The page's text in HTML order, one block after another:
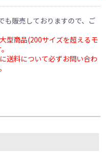
も販売しておりますので、ご
型商品(200サイズを超えるモ
送料について必ずお問い合わ